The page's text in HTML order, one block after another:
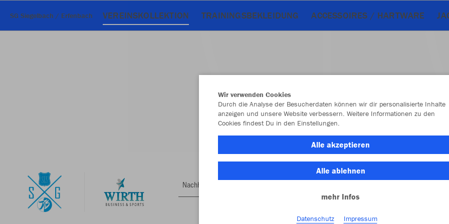
SG Siegelbach / Erfenbach VEREINSKOLLEKTION TRAININGSBEKLEIDUNG ACCESSOIRES / HARTWARE
Nachhaltig
Wir verwenden Cookies
Durch die Analyse der Besucherdaten können wir dir personalisierte Inhalte
anzeigen und unsere Website verbessern. Weitere Informationen zu den
Cookies findest Du in den Einstellungen.
Alle akzeptieren
Alle ablehnen
mehr Infos
Datenschutz Impressum